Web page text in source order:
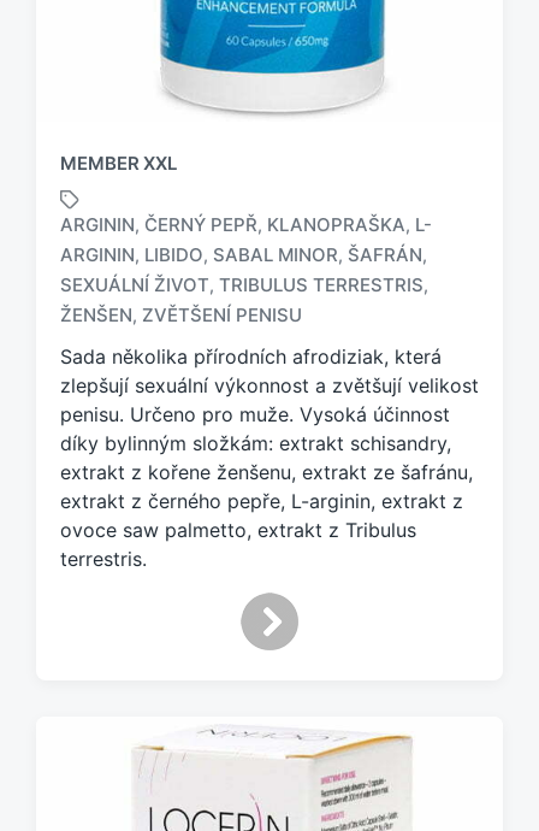
MEMBER XXL
z
n
a
e
n
o
t
a
g
e
ARGININ, ČERNÝ PEPŘ, KLANOPRAŠKA, L-
ARGININ, LIBIDO, SABAL MINOR, ŠAFRÁN,
SEXUÁLNÍ ŽIVOT, TRIBULUS TERRESTRIS,
ŽENŠEN, ZVĚTŠENÍ PENISU
Sada několika přírodních afrodiziak, která
zlepšují sexuální výkonnost a zvětšují velikost
penisu. Určeno pro muže. Vysoká účinnost
díky bylinným složkám: extrakt schisandry,
extrakt z kořene ženšenu, extrakt ze šafránu,
extrakt z černého pepře, L-arginin, extrakt z
ovoce saw palmetto, extrakt z Tribulus
terrestris.